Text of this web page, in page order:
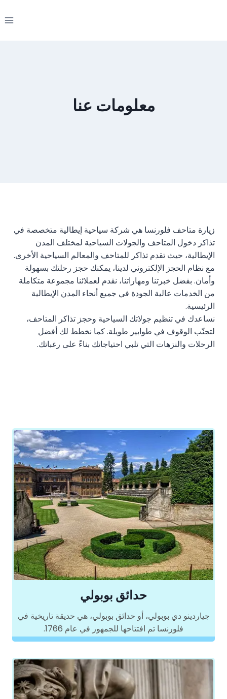
معلومات عنا
زيارة متاحف فلورنسا هي شركة سياحية إيطالية متخصصة في
تذاكر دخول المتاحف والجولات السياحية لمختلف المدن
الإيطالية، حيث تقدم تذاكر للمتاحف والمعالم السياحية الأخرى.
مع نظام الحجز الإلكتروني لدينا، يمكنك حجز رحلتك بسهولة
وأمان. بفضل خبرتنا ومهاراتنا، نقدم لعملائنا مجموعة متكاملة
من الخدمات عالية الجودة في جميع أنحاء المدن الإيطالية
الرئيسية.
نساعدك في تنظيم جولاتك السياحية وحجز تذاكر المتاحف،
لتجنّب الوقوف في طوابير طويلة. كما نخطط لك أفضل
الرحلات والنزهات التي تلبي احتياجاتك بناءً على رغباتك.
حدائق بوبولي
جياردينو دي بوبولي، أو حدائق بوبولي، هي حديقة تاريخية في
فلورنسا تم افتتاحها للجمهور في عام 1766.